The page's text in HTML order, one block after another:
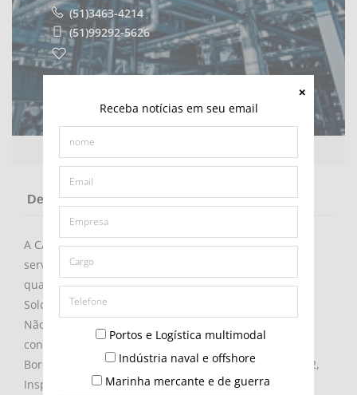
Receba notícias em seu email
Portos e Logística multimodal
Indústria naval e offshore
Marinha mercante e de guerra
(51)3463-4214
(51)99292-5626
Detalhes da empresa
A CAPAZ INSPEÇÕES é uma empresa prestadora de
serviços que atua na área de controle e garantia da
qualidade,Qualificações de Documentos de
Soldagens,Inspeção de Fabricação/Montagem.Ensaios
Não Destrutivos,Radiografia Industrial,P.M.I,Ultrassom
convencional e automatizado,
Boroscopia/Videoscopia,LP/PM,Inspeção Solda N1 e N2,
Inspeção Pintura, Controle Dimensional. Serviços de